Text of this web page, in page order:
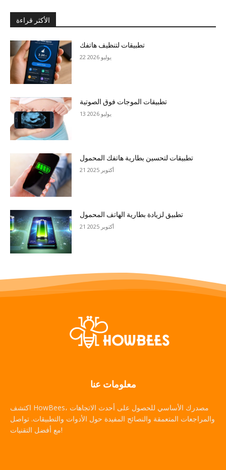
الأكثر قراءة
تطبيقات لتنظيف هاتفك
22 يوليو 2026
تطبيقات الموجات فوق الصوتية
13 يوليو 2026
تطبيقات لتحسين بطارية هاتفك المحمول
21 أكتوبر 2025
تطبيق لزيادة بطارية الهاتف المحمول
21 أكتوبر 2025
معلومات عنا
اكتشف HowBees، مصدرك الأساسي للحصول على أحدث الاتجاهات
والمراجعات المتعمقة والنصائح المفيدة حول الأدوات والتطبيقات. تواصل
مع أفضل التقنيات!